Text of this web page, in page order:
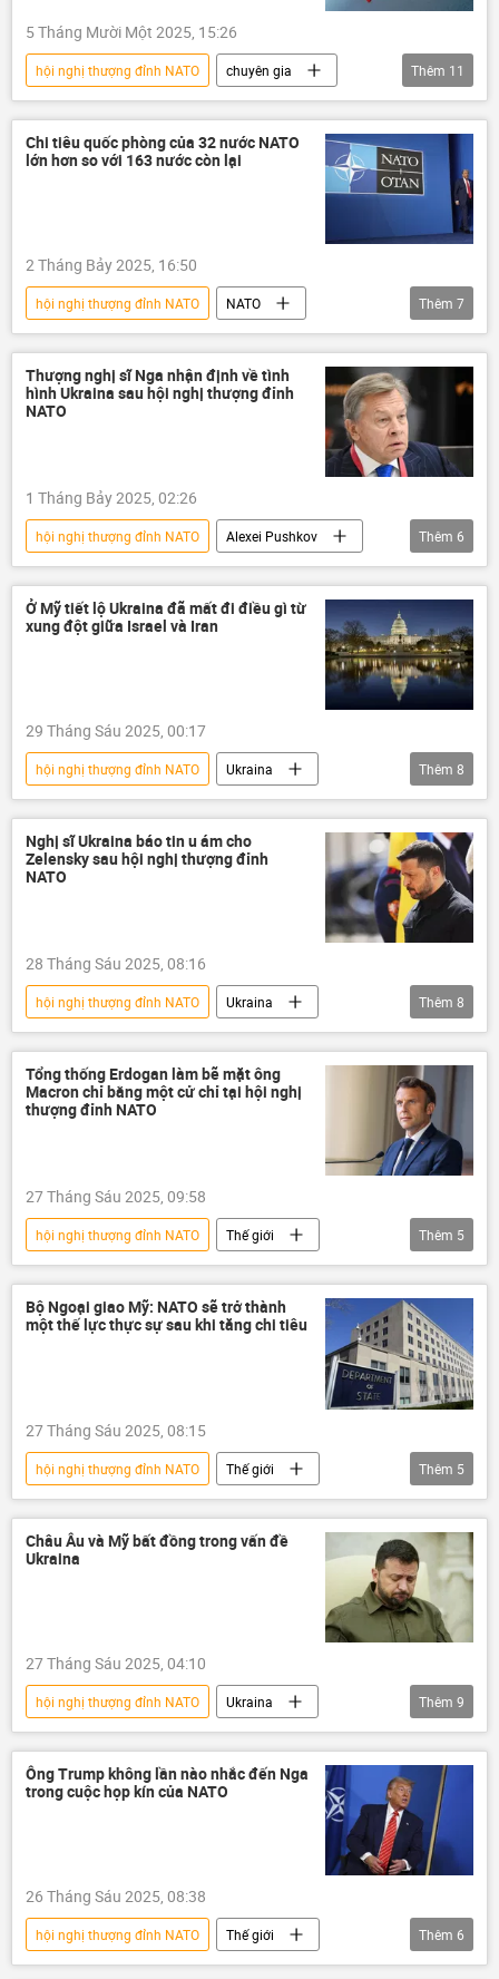
5 Tháng Mười Một 2025, 15:26
hội nghị thượng đỉnh NATO
chuyên gia
Quan điểm-Ý kiến
Chính trị
Tomahawk
Donald Trump
Hoa Kỳ
Ukraina
Chiến dịch quân sự đặc biệt tại Ukraina
Thêm 11
Chi tiêu quốc phòng của 32 nước NATO
lớn hơn so với 163 nước còn lại
2 Tháng Bảy 2025, 16:50
hội nghị thượng đỉnh NATO
NATO
Donald Trump
Châu Âu
quốc phòng
chi tiêu quân sự
Chính trị
Thế giới Nga
Thêm 7
Thượng nghị sĩ Nga nhận định về tình
hình Ukraina sau hội nghị thượng đỉnh
NATO
1 Tháng Bảy 2025, 02:26
hội nghị thượng đỉnh NATO
Alexei Pushkov
Nga
NATO
Thế giới
thông tin
Ukraina phương Tây
Thêm 6
Ở Mỹ tiết lộ Ukraina đã mất đi điều gì từ
xung đột giữa Israel và Iran
29 Tháng Sáu 2025, 00:17
hội nghị thượng đỉnh NATO
Ukraina
NATO
Hoa Kỳ
Thế giới
Báo chí thế giới
Iran
Châu Âu
Nga
Thêm 8
Nghị sĩ Ukraina báo tin u ám cho
Zelensky sau hội nghị thượng đỉnh
NATO
28 Tháng Sáu 2025, 08:16
hội nghị thượng đỉnh NATO
Ukraina
Vladimir Zelensky
NATO
Chiến dịch quân sự đặc biệt tại Ukraina
Nga
Cuộc khủng hoảng ở Ukraina
Thêm 8
Tổng thống Erdogan làm bẽ mặt ông
Macron chỉ bằng một cử chỉ tại hội nghị
thượng đỉnh NATO
27 Tháng Sáu 2025, 09:58
hội nghị thượng đỉnh NATO
Thế giới
Emmanuel Macron
Tayyip Erdogan
Pháp
Thổ Nhĩ Kỳ Ukraina
Thêm 5
Bộ Ngoại giao Mỹ: NATO sẽ trở thành
một thế lực thực sự sau khi tăng chi tiêu
27 Tháng Sáu 2025, 08:15
hội nghị thượng đỉnh NATO
Thế giới
Hoa Kỳ
NATO
Donald Trump
chi tiêu
quốc phòng
Thêm 5
Châu Âu và Mỹ bất đồng trong vấn đề
Ukraina
27 Tháng Sáu 2025, 04:10
hội nghị thượng đỉnh NATO
Ukraina
Cuộc khủng hoảng ở Ukraina
Thế giới
Donald Trump
Chính trị
Nga
Châu Âu
Hoa Kỳ
Thêm 9
Ông Trump không lần nào nhắc đến Nga
trong cuộc họp kín của NATO
26 Tháng Sáu 2025, 08:38
hội nghị thượng đỉnh NATO
Thế giới
NATO
Hoa Kỳ
Donald Trump
Thêm 6